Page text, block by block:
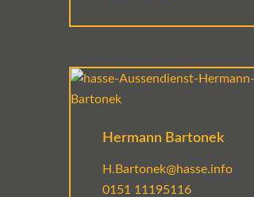
Hermann Bartonek
H.Bartonek@hasse.info
0151 11195116